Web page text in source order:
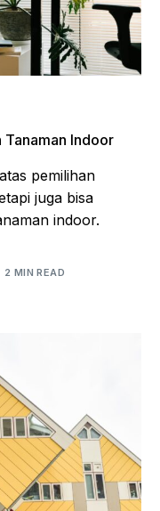
Tanaman Indoor
pemilihan
juga bisa
indoor.
2 MIN READ